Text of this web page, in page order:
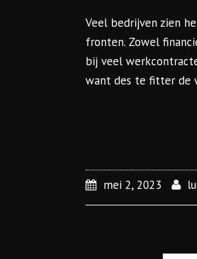
Veel bedrijven zien
fronten. Zowel
bij veel
want des te fitter de
mei 2, 2023